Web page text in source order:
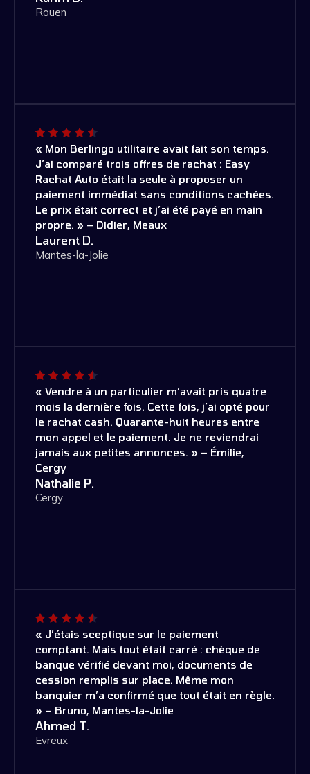
Rouen
« Mon Berlingo utilitaire avait fait son temps.
J’ai comparé trois offres de rachat : Easy
Rachat Auto était la seule à proposer un
paiement immédiat sans conditions cachées.
Le prix était correct et j’ai été payé en main
propre. » – Didier, Meaux
Laurent D.
Mantes-la-Jolie
« Vendre à un particulier m’avait pris quatre
mois la dernière fois. Cette fois, j’ai opté pour
le rachat cash. Quarante-huit heures entre
mon appel et le paiement. Je ne reviendrai
jamais aux petites annonces. » – Émilie,
Cergy
Nathalie P.
Cergy
« J’étais sceptique sur le paiement
comptant. Mais tout était carré : chèque de
banque vérifié devant moi, documents de
cession remplis sur place. Même mon
banquier m’a confirmé que tout était en règle.
» – Bruno, Mantes-la-Jolie
Ahmed T.
Evreux